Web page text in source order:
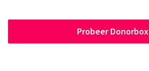
Probeer Donorbox